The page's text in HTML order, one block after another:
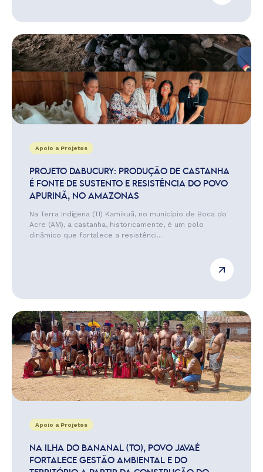
Apoio a Projetos
PROJETO DABUCURY: PRODUÇÃO DE CASTANHA
É FONTE DE SUSTENTO E RESISTÊNCIA DO POVO
APURINÃ, NO AMAZONAS
Na Terra Indígena (TI) Kamikuã, no município de Boca do
Acre (AM), a castanha, historicamente, é um polo
dinâmico que fortalece a resistênci...
Apoio a Projetos
NA ILHA DO BANANAL (TO), POVO JAVAÉ
FORTALECE GESTÃO AMBIENTAL E DO